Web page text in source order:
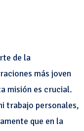
de la
más joven
misión es crucial.
trabajo personales,
que en la